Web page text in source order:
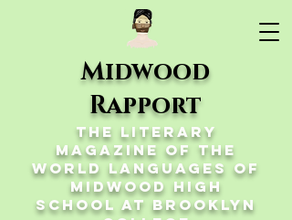
Midwood
Rapport
The Literary
Magazine of the
World Languages of
Midwood High
School at Brooklyn